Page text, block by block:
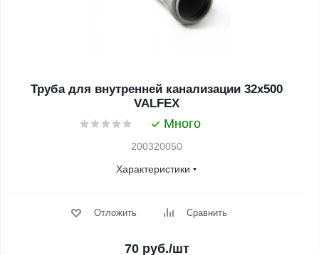
Труба для внутренней канализации 32x500
VALFEX
Много
200320050
Характеристики
Отложить Сравнить
70 руб./шт